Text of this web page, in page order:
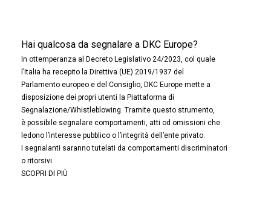
Hai qualcosa da segnalare a DKC Europe?
In ottemperanza al Decreto Legislativo 24/2023, col quale
l’Italia ha recepito la Direttiva (UE) 2019/1937 del
Parlamento europeo e del Consiglio, DKC Europe mette a
disposizione dei propri utenti la Piattaforma di
Segnalazione/Whistleblowing. Tramite questo strumento,
è possibile segnalare comportamenti, atti od omissioni che
ledono l’interesse pubblico o l’integrità dell’ente privato.
I segnalanti saranno tutelati da comportamenti discriminatori
o ritorsivi.
SCOPRI DI PIÙ